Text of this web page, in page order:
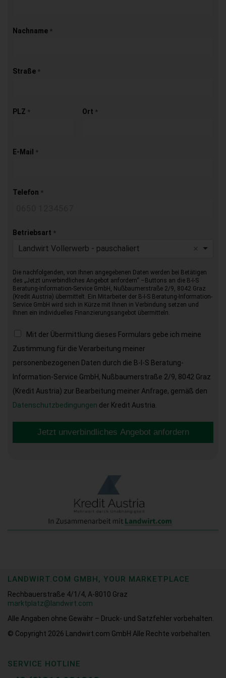
Nachname *
Straße *
PLZ * Ort *
E-Mail *
Telefon *
Betriebsart *
Landwirt Vollerwerb - pauschaliert
Die nachfolgenden, von Ihnen angegebenen Daten werden bei Betätigen
des „Jetzt unverbindliches Angebot anfordern“ –Buttons an die B-I-S
Beratung-Information-Service GmbH, Nußbaumerstraße 2/9, 8042 Graz
(Kredit Austria) übermittelt. Ein Mitarbeiter der B-I-S Beratung-Information-
Service GmbH wird sich in Kürze mit Ihnen in Verbindung setzen und
Ihnen ein individuelles Finanzierungsangebot übermitteln.
Mit der Übermittlung dieses Formulars gebe ich meine
Zustimmung für die Verarbeitung meiner
personenbezogenen Daten durch die B-I-S Beratung-
Information-Service GmbH, Nußbaumerstraße 2/9, 8042 Graz
(Kredit Austria) zur Bearbeitung meiner Anfrage, gemäß den
Datenschutzbedingungen der Kredit Austria.
Jetzt unverbindliches Angebot anfordern
LANDWIRT.COM GMBH, YOUR MARKETPLACE
Rechbauerstraße 4/1/4, A-8010 Graz
marktplatz@landwirt.com
Alle Angaben ohne Gewähr – Druck- und Satzfehler vorbehalten.
© Copyright 2026
Landwirt.com GmbH Alle Rechte vorbehalten.
SERVICE HOTLINE